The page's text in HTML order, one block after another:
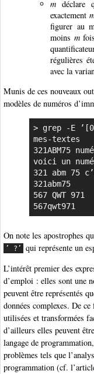
m déclare
exactement
figurer au
moins m
régulières
avec la
Munis de ces nouveaux
modèles de numéros
> grep -E
mes-textes
321ABM75
voici un
321 abm 75
321abm75
567 QWT 971
567qwt971
On note les apostrophes
’ ?’
qui représente un
L’intérêt premier des
d’emploi : elles sont une
peuvent être représentés
données complexes. De
utilisées et transformées
d’ailleurs elles peuvent
langage de
problèmes tels que
programmation (cf.